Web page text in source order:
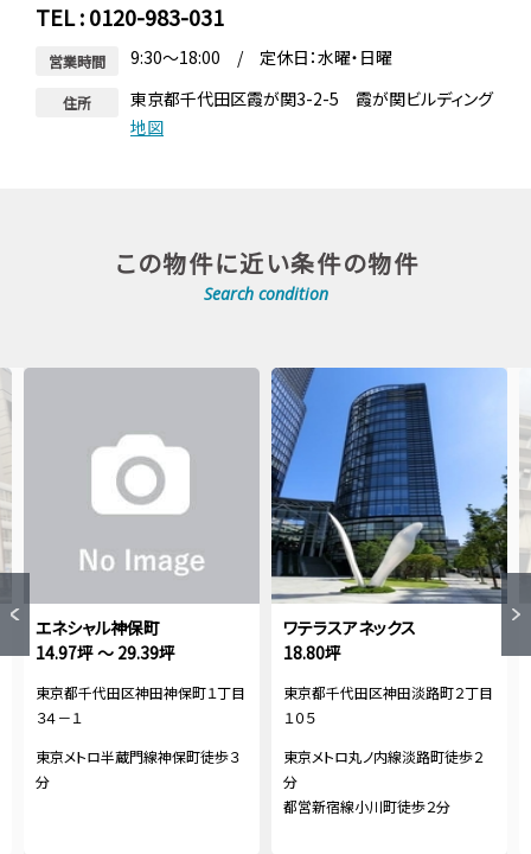
TEL : 0120-983-031
営業時間 9:30～18:00 / 定休日：水曜・日曜
住所
東京都千代田区霞が関3-2-5 霞が関ビルディング
地図
この物件に近い条件の物件
Search condition
エネシャル神保町
14.97坪 ～ 29.39坪
東京都千代田区神田神保町１丁目
３４－１
東京メトロ半蔵門線神保町徒歩３
分
ワテラスアネックス
18.80坪
東京都千代田区神田淡路町２丁目
１０５
東京メトロ丸ノ内線淡路町徒歩２
分
都営新宿線小川町徒歩２分